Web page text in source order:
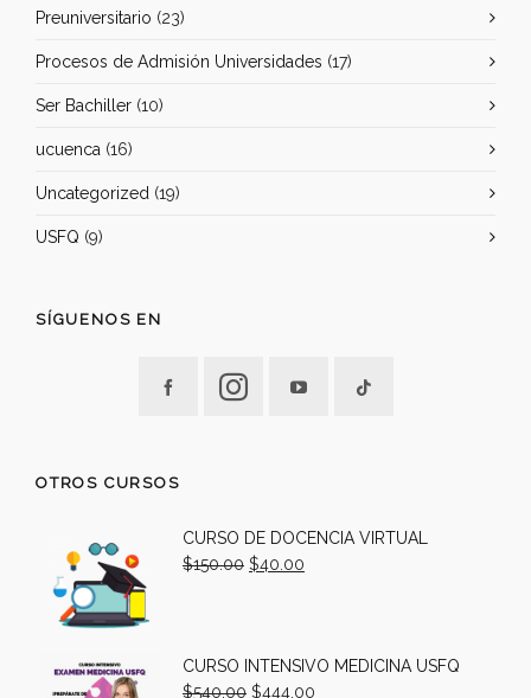
Preuniversitario (23)
Procesos de Admisión Universidades (17)
Ser Bachiller (10)
ucuenca (16)
Uncategorized (19)
USFQ (9)
SÍGUENOS EN
OTROS CURSOS
CURSO DE DOCENCIA VIRTUAL
$150.00 $40.00
CURSO INTENSIVO MEDICINA USFQ
$540.00 $444.00